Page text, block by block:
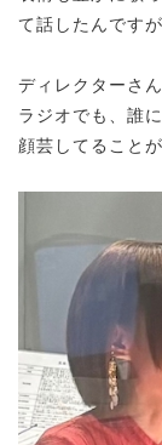
て話したんですが
ディレクターさ
ラジオでも、誰
顔芸してること